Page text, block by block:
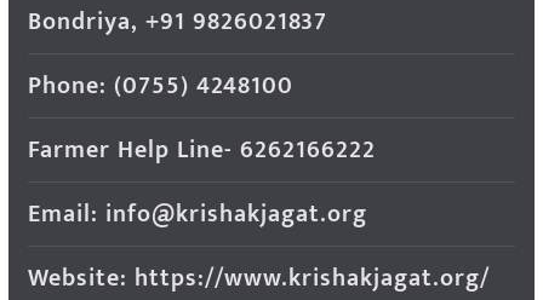
Bondriya, +91 9826021837
Phone: (0755) 4248100
Farmer Help Line- 6262166222
Email: info@krishakjagat.org
Website: https://www.krishakjagat.org/